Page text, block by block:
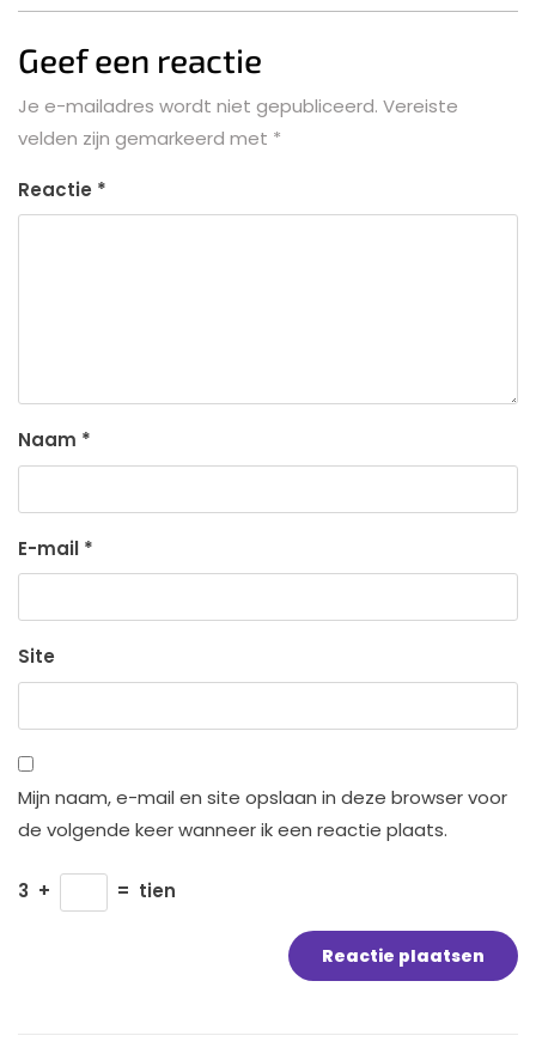
Geef een reactie
Je e-mailadres wordt niet gepubliceerd. Vereiste
velden zijn gemarkeerd met *
Reactie *
Naam *
E-mail *
Site
Mijn naam, e-mail en site opslaan in deze browser voor
de volgende keer wanneer ik een reactie plaats.
3 + = tien